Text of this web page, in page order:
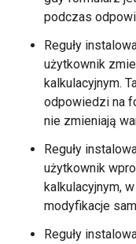
podczas
Reguły
użytkownik
kalkulacyjnym.
odpowiedzi na
nie zmieniają
Reguły
użytkownik
kalkulacyjnym,
modyfikacje
Reguły